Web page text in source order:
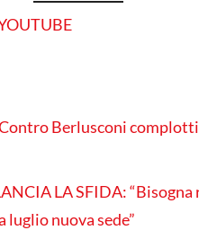
Berlusconi
LA SFIDA:
luglio nuova sede”